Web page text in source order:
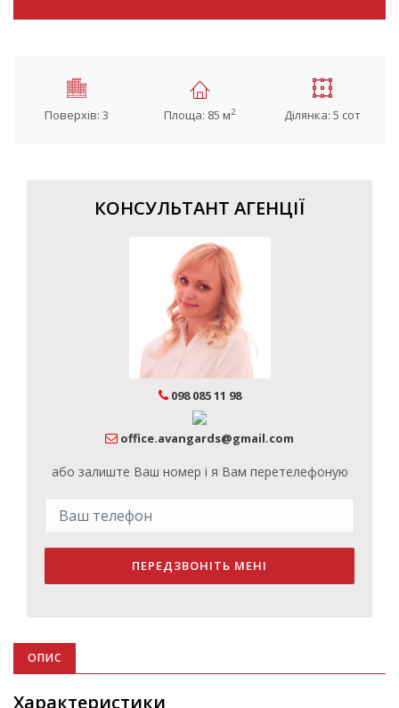
Поверхів: 3 Площа: 85 м2 Ділянка: 5 сот
КОНСУЛЬТАНТ АГЕНЦІЇ
098 085 11 98
office.avangards@gmail.com
або залиште Ваш номер і я Вам перетелефоную
ПЕРЕДЗВОНІТЬ МЕНІ
ОПИС
Характеристики